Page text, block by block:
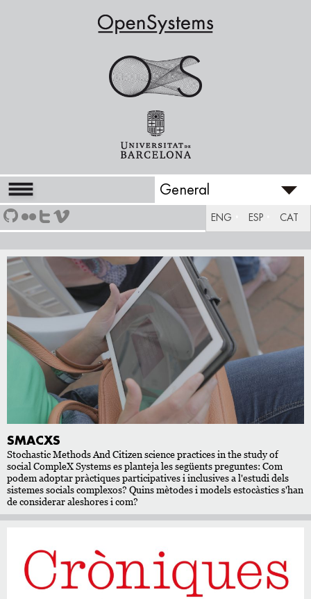
ENG ESP CAT
General
SMACXS
Stochastic Methods And Citizen science practices in the study of
social CompleX Systems es planteja les següents preguntes: Com
podem adoptar pràctiques participatives i inclusives a l'estudi dels
sistemes socials complexos? Quins mètodes i models estocàstics s'han
de considerar aleshores i com?